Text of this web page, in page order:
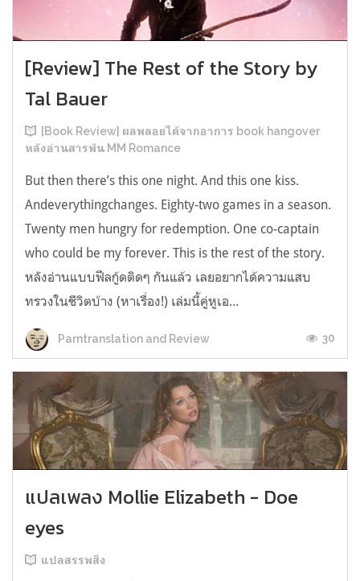
[Review] The Rest of the Story by
Tal Bauer
[Book Review] ผลพลอยได้จากอาการ book hangover
หลังอ่านสารพัน MM Romance
But then there’s this one night. And this one kiss.
Andeverythingchanges. Eighty-two games in a season.
Twenty men hungry for redemption. One co-captain
who could be my forever. This is the rest of the story.
หลังอ่านแบบฟีลกู้ดติดๆ กันแล้ว เลยอยากได้ความแสบ
ทรวงในชีวิตบ้าง (หาเรื่อง!) เล่มนี้คู่หูเอ...
Parntranslation and Review 30
แปลเพลง Mollie Elizabeth - Doe
eyes
แปลสรรพสิ่ง